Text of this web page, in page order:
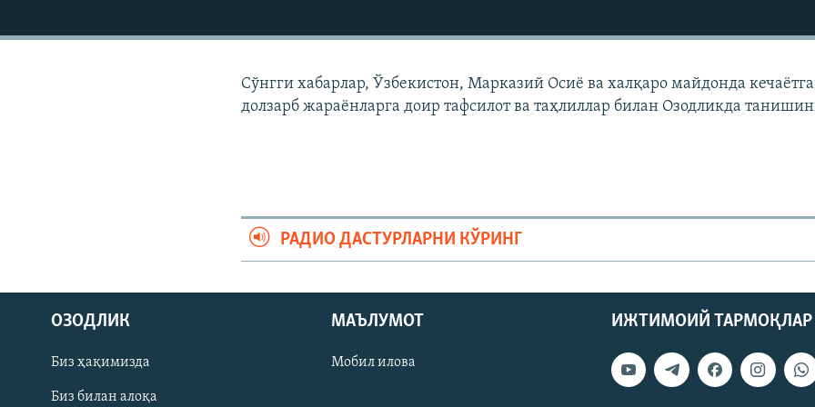
На русском
ИЖТИМОИЙ ТАРМОҚЛАР
Сўнгги хабарлар, Ўзбекистон, Марказий Осиë ва халқаро майдонда
долзарб жараëнларга доир тафсилот ва таҳлиллар билан Озодликда
РАДИО ДАСТУРЛАРНИ КЎРИНГ
ИЖТИМОИЙ ТАРМОҚЛАР
ОЗОДЛИК
Биз ҳақимизда
Биз билан алоқа
МАЪЛУМОТ
Мобил илова